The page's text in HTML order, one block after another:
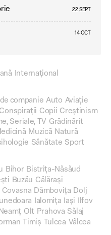
22 SEPT
14 OCT
Internațional
companie Auto Aviație
Conspirații Copii Creștinism
Seriale, TV Grădinărit
Muzică Natură
Sănătate Sport
Bihor Bistrița-Năsăud
Buzău Călărași
Covasna Dâmbovița Dolj
Ialomița Iași Ilfov
Olt Prahova Sălaj
Timiș Tulcea Vâlcea